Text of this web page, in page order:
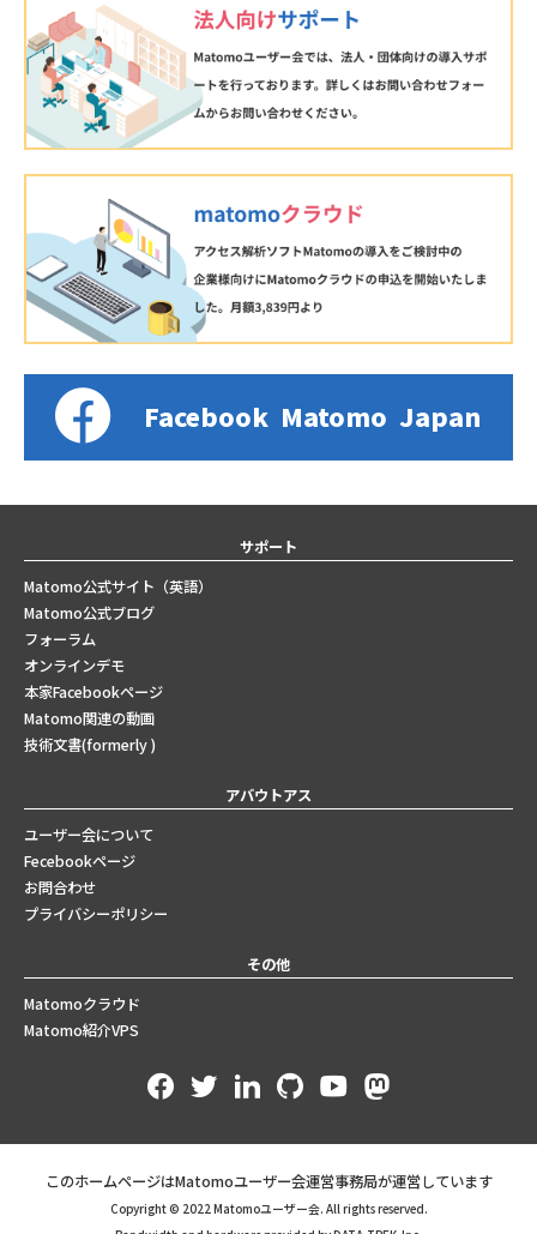
Facebook Matomo Japan
サポート
Matomo公式サイト（英語）
Matomo公式ブログ
フォーラム
オンラインデモ
本家Facebookページ
Matomo関連の動画
技術文書(formerly )
アバウトアス
ユーザー会について
Fecebookページ
お問合わせ
プライバシーポリシー
その他
Matomoクラウド
Matomo紹介VPS
このホームページはMatomoユーザー会運営事務局が運営しています
Copyright © 2022 Matomoユーザー会. All rights reserved.